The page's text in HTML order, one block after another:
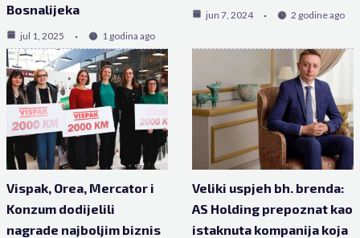
Bosnalijeka
jul 1, 2025 1 godina ago
jun 7, 2024 2 godine ago
Vispak, Orea, Mercator i
Konzum dodijelili
nagrade najboljim biznis
Veliki uspjeh bh. brenda:
AS Holding prepoznat kao
istaknuta kompanija koja